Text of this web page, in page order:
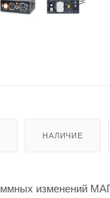
НАЛИЧИЕ
изменений